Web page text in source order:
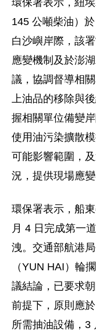
環保署表示，紐
145 公噸柴油）
白沙嶼岸際，該
應變機制及於澎
議，協調督導相
上油品的移除與
握相關單位備變
使用油污染擴散
可能影響範圍，
況，提供現場應變
環保署表示，船
月 4 日完成第一
洩。交通部航港
（YUN HAI）輪
議結論，已要求
前提下，原則應
所需抽油設備，3